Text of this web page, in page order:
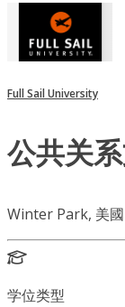
Full Sail University
公共关
Winter Park, 美國
学位类型